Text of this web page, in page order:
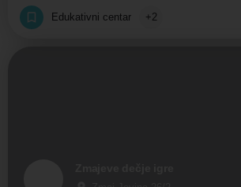
Edukativni centar +2